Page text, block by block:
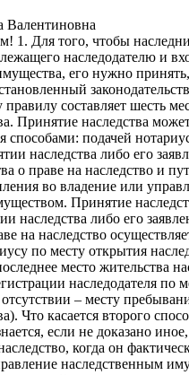
Валентиновна
1. Для того, чтобы
наследодателю и
его нужно
составляет шесть
Принятие наследства
способами: подачей
наследства либо его
о праве на наследство и
во владение или
Принятие
наследства либо его
на наследство
по месту открытия
место жительства
наследодателя по
– месту
Что касается второго
если не доказано
когда он
наследственным